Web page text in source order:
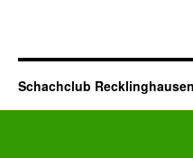
Schachclub